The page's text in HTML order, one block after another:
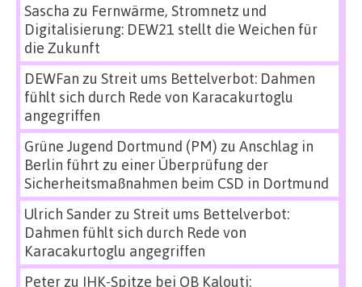
Sascha zu Fernwärme, Stromnetz und
Digitalisierung: DEW21 stellt die Weichen für
die Zukunft
DEWFan zu Streit ums Bettelverbot: Dahmen
fühlt sich durch Rede von Karacakurtoglu
angegriffen
Grüne Jugend Dortmund (PM) zu Anschlag in
Berlin führt zu einer Überprüfung der
Sicherheitsmaßnahmen beim CSD in Dortmund
Ulrich Sanderzu Streit ums Bettelverbot:
Dahmen fühlt sich durch Rede von
Karacakurtoglu angegriffen
Peterzu IHK-Spitze bei OB Kalouti: